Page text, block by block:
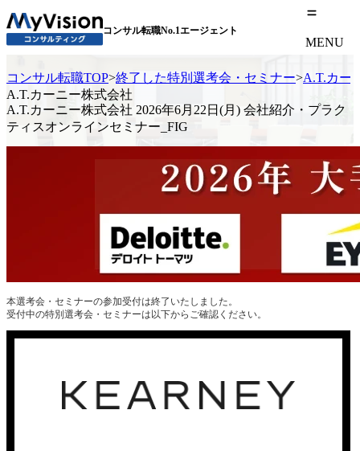
コンサル転職No.1エージェント
MENU
コンサル転職TOP>終了した特別選考会・セミナー>A.T.カー
A.T.カーニー株式会社
A.T.カーニー株式会社 2026年6月22日(月) 会社紹介・プラク
ティスオンラインセミナー_FIG
本選考会・セミナーの参加受付は終了いたしました。
受付中の特別選考会・セミナーは以下からご確認ください。